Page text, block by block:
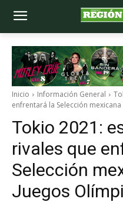
Inicio Información General
enfrentará la Selección mexicana
Tokio 2021:
rivales que
Selección
Juegos